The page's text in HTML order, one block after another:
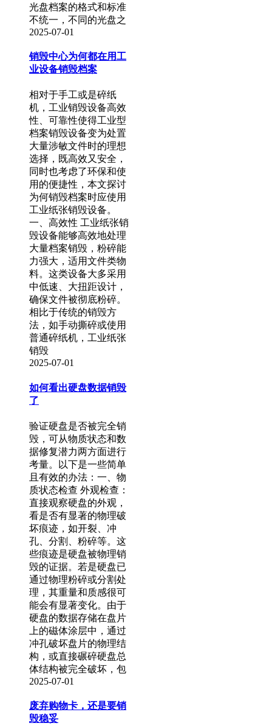
光盘档案的格式和标准
不统一，不同的光盘之
2025-07-01
销毁中心为何都在用工
业设备销毁档案
相对于手工或是碎纸
机，工业销毁设备高效
性、可靠性使得工业型
档案销毁设备变为处置
大量涉敏文件时的理想
选择，既高效又安全，
同时也考虑了环保和使
用的便捷性，本文探讨
为何销毁档案时应使用
工业纸张销毁设备。
一、高效性 工业纸张销
毁设备能够高效地处理
大量档案销毁，粉碎能
力强大，适用文件类物
料。这类设备大多采用
中低速、大扭距设计，
确保文件被彻底粉碎。
相比于传统的销毁方
法，如手动撕碎或使用
普通碎纸机，工业纸张
销毁
2025-07-01
如何看出硬盘数据销毁
了
验证硬盘是否被完全销
毁，可从物质状态和数
据修复潜力两方面进行
考量。以下是一些简单
且有效的办法：一、物
质状态检查 外观检查：
直接观察硬盘的外观，
看是否有显著的物理破
坏痕迹，如开裂、冲
孔、分割、粉碎等。这
些痕迹是硬盘被物理销
毁的证据。若是硬盘已
通过物理粉碎或分割处
理，其重量和质感很可
能会有显著变化。由于
硬盘的数据存储在盘片
上的磁体涂层中，通过
冲孔破坏盘片的物理结
构，或直接碾碎硬盘总
体结构被完全破坏，包
2025-07-01
废弃购物卡，还是要销
毁稳妥